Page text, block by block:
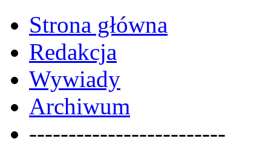
Strona główna
Redakcja
Wywiady
Archiwum
-------------------------